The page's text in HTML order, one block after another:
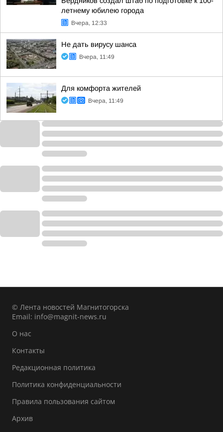
летнему юбилею города
Вчера, 12:33
Не дать вирусу шанса
Вчера, 11:49
Для комфорта жителей
Вчера, 11:49
© Лента новостей Магнитогорска
Email: info@magnit-news.ru
О нас
Контакты
Редакционная политика
Политика конфиденциальности
Правила пользования сайтом
Архив